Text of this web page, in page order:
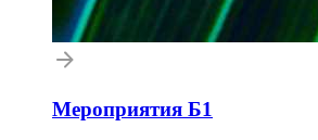
Мероприятия Б1